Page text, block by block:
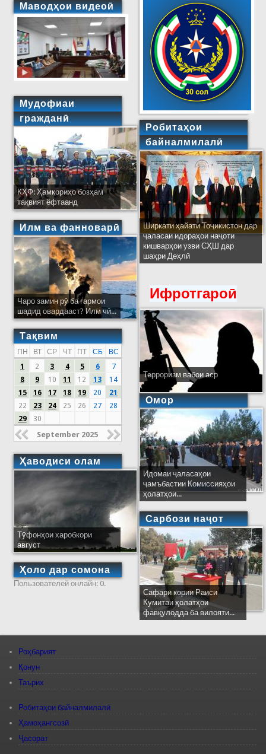
Маводҳои видеоӣ
Мудофиаи
гражданӣ
КҲФ: Ҳамкориҳо бозҳам
тақвият ёфтаанд
Илм ва фанноварӣ
Чаро замин рӯ ба гармои
шадид овардааст? Илм чӣ...
Тақвим
ПН ВТ СР ЧТ ПТ СБ
ВС
1
2 3 4 5 6
7
8
9 10 11 12 13
14
15
16 17 18 19 20
21
22
23 24 25 26 27
28
29
30
September 2025
Ҳаводиси олам
Тӯфонҳои харобкори
август
Ҳоло дар сомона
Пользователей онлайн: 0.
Робитаҳои
байналмилалӣ
Ширкати ҳайати Тоҷикистон дар
ҷаласаи идораҳои наҷоти
кишварҳои узви СҲШ дар
шаҳри Деҳлӣ
Ифротгароӣ
Терроризм вабои аср
Омор
Идомаи ҷаласаҳои
ҷамъбастии Комиссияҳои
ҳолатҳои...
Сарбози наҷот
Сафари кории Раиси
Кумитаи ҳолатҳои
фавқулодда ба вилояти...
Роҳбарият
Қонун
Таърих
Робитаҳои байналмилалӣ
Ҳамоҳангсозӣ
Ҷасорат